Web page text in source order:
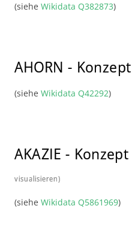
(siehe Wikidata Q382873)
AHORN - Konzept
(siehe Wikidata Q42292)
AKAZIE - Konzept
visualisieren)
(siehe Wikidata Q5861969)